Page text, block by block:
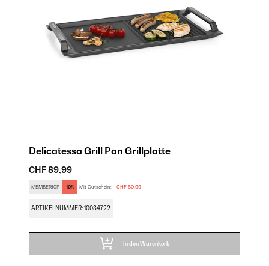
Delicatessa Grill Pan Grillplatte
CHF 89,99
MEMBER10P -10% Mit Gutschein: CHF 80,99
ARTIKELNUMMER: 10034722
In den Warenkorb